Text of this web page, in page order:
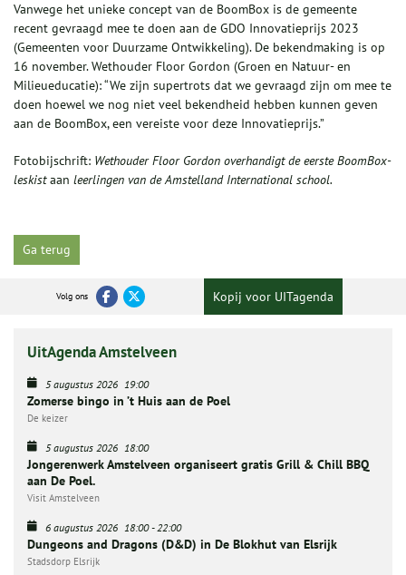
Vanwege het unieke concept van de BoomBox is de gemeente
recent gevraagd mee te doen aan de GDO Innovatieprijs 2023
(Gemeenten voor Duurzame Ontwikkeling). De bekendmaking is op
16 november. Wethouder Floor Gordon (Groen en Natuur- en
Milieueducatie): “We zijn supertrots dat we gevraagd zijn om mee te
doen hoewel we nog niet veel bekendheid hebben kunnen geven
aan de BoomBox, een vereiste voor deze Innovatieprijs.”
Fotobijschrift: Wethouder Floor Gordon overhandigtdeeersteBoomBox-
leskistaan leerlingen van deAmstelland International school.
Ga terug
Volg ons Kopij voor UITagenda
UitAgenda Amstelveen
5 augustus 2026 19:00
Zomerse bingo in ’t Huis aan de Poel
De keizer
5 augustus 2026 18:00
Jongerenwerk Amstelveen organiseert gratis Grill & Chill BBQ
aan De Poel.
Visit Amstelveen
6 augustus 2026 18:00-22:00
Dungeons and Dragons (D&D) in De Blokhut van Elsrijk
Stadsdorp Elsrijk